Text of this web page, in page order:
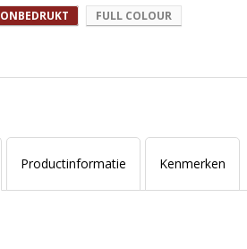
ONBEDRUKT FULL COLOUR
Productinformatie Kenmerken